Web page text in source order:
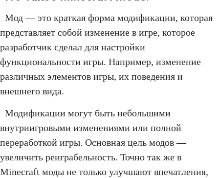
Мод — это краткая форма модификации, которая
представляет собой изменение в игре, которое
разработчик сделал для настройки
функциональности игры. Например, изменение
различных элементов игры, их поведения и
внешнего вида.
Модификации могут быть небольшими
внутриигровыми изменениями или полной
переработкой игры. Основная цель модов —
увеличить реиграбельность. Точно так же в
Minecraft моды не только улучшают впечатления,